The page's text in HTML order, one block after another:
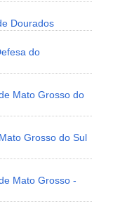
Dourados
do
Mato Grosso do
Grosso do Sul
Mato Grosso -